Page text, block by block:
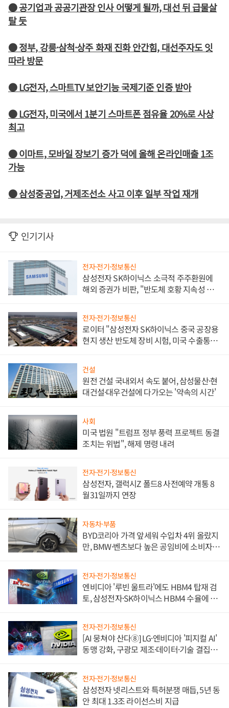
● 공기업과 공공기관장 인사 어떻게 될까, 대선 뒤 급물살
탈 듯
● 정부, 강릉·삼척·상주 화재 진화 안간힘, 대선주자도 잇
따라 방문
● LG전자, 스마트TV 보안기능 국제기준 인증 받아
● LG전자, 미국에서 1분기 스마트폰 점유율 20%로 사상
최고
● 이마트, 모바일 장보기 증가 덕에 올해 온라인매출 1조
가능
● 삼성중공업, 거제조선소 사고 이후 일부 작업 재개
인기기사
전자·전기·정보통신
삼성전자 SK하이닉스 소극적 주주환원에
해외 증권가 비판, "반도체 호황 지속성 의
전자·전기·정보통신
로이터 "삼성전자 SK하이닉스 중국 공장용
현지 생산 반도체 장비 시험, 미국 수출통제
건설
원전 건설 국내외서 속도 붙어, 삼성물산·현
대건설·대우건설에 다가오는 '약속의 시간'
사회
미국 법원 "트럼프 정부 풍력 프로젝트 동결
조치는 위법", 해제 명령 내려
전자·전기·정보통신
삼성전자, 갤럭시Z 폴드8 사전예약 개통 8
월31일까지 연장
자동차·부품
BYD코리아 가격 앞세워 수입차 4위 올랐지
만, BMW·벤츠보다 높은 공임비에 소비자
전자·전기·정보통신
엔비디아 '루빈 울트라'에도 HBM4 탑재 검
토, 삼성전자·SK하이닉스 HBM4 수율에 주
전자·전기·정보통신
[AI 뭉쳐야 산다⑧] LG·엔비디아 '피지컬 AI'
동맹 강화, 구광모 제조·데이터·기술 결집
전자·전기·정보통신
삼성전자 넷리스트와 특허분쟁 매듭, 5년 동
안 최대 1.3조 라이선스비 지급